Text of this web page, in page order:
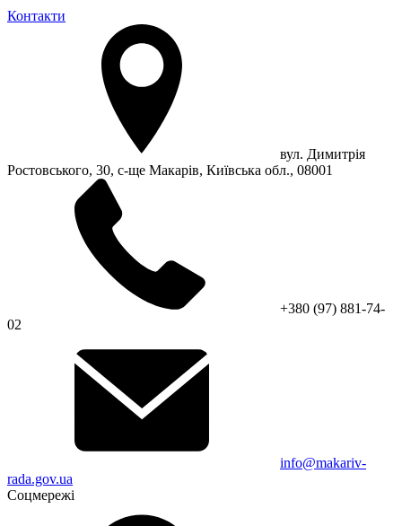
Контакти
вул. Димитрія
Ростовського, 30, с-ще Макарів, Київська обл., 08001
+380 (97) 881-74-
02
info@makariv-
rada.gov.ua
Соцмережі